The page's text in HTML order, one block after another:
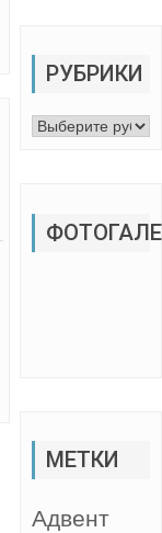
РУБРИКИ
Рубрики
МЕТКИ
Адвент